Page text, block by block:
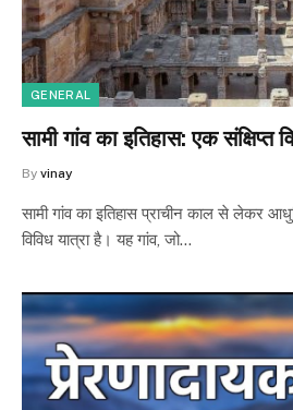
GENERAL
सामी गांव का इतिहास: एक संक्षिप्त
By vinay
सामी गांव का इतिहास प्राचीन काल से लेकर
विविध यात्रा है। यह गांव, जो…